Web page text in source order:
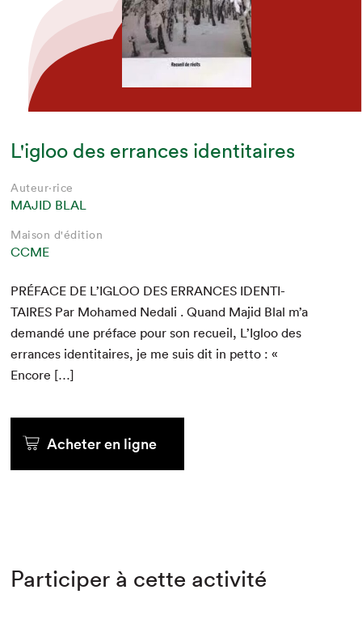
L'igloo des errances identitaires
Auteur·rice
MAJID BLAL
Maison d'édition
CCME
PRÉ­FACE DE L’IGLOO DES ERRANCES IDEN­TI­
TAIRES Par Mohamed Nedali . Quand Majid Blal m’a
demandé une pré­face pour son recueil, L’Igloo des
errances iden­ti­taires, je me suis dit in pet­to : «
Encore […]
Acheter en ligne
Participer à cette activité